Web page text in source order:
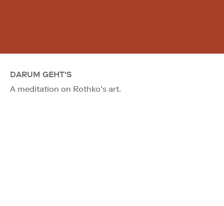
DARUM GEHT'S
A meditation on Rothko’s art.